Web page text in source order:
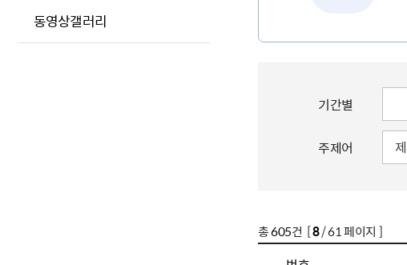
동영상갤러리
기간별
주제어
총605건 [8/ 61 페이지 ]